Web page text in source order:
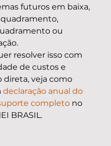
futuros em baixa,
ou
resolver isso com
de custos e
direta, veja como
declaração anual do
completo no
BRASIL.